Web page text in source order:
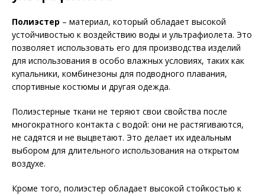
Полиэстер – материал, который обладает высокой
устойчивостью к воздействию воды и ультрафиолета. Это
позволяет использовать его для производства изделий
для использования в особо влажных условиях, таких как
купальники, комбинезоны для подводного плавания,
спортивные костюмы и другая одежда.
Полиэстерные ткани не теряют свои свойства после
многократного контакта с водой: они не растягиваются,
не садятся и не выцветают. Это делает их идеальным
выбором для длительного использования на открытом
воздухе.
Кроме того, полиэстер обладает высокой стойкостью к